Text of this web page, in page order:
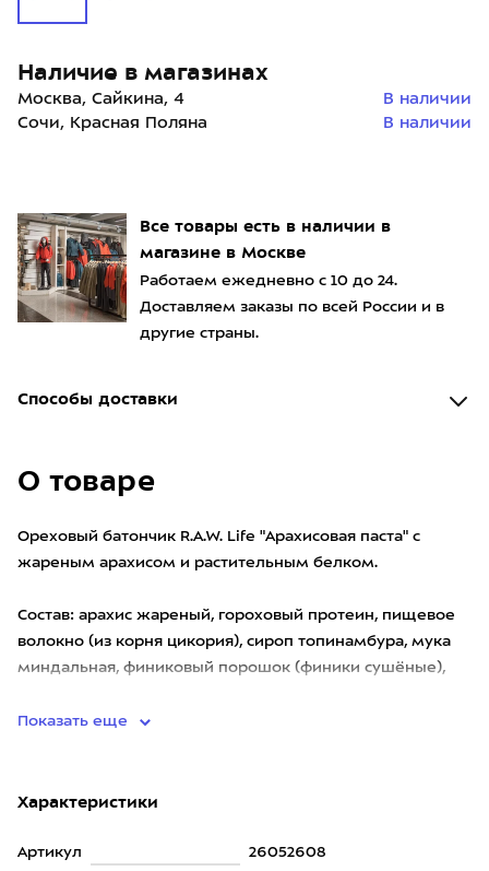
Все товары есть в наличии в
магазине в Москве
Работаем ежедневно с 10 до 24.
Доставляем заказы по всей России и в
другие страны.
Способы доставки
О товаре
Ореховый батончик R.A.W. Life "Арахисовая паста" с
жареным арахисом и растительным белком.
Состав: арахис жареный, гороховый протеин, пищевое
волокно (из корня цикория), сироп топинамбура, мука
миндальная, финиковый порошок (финики сушёные),
Показать еще
Характеристики
Артикул 26052608
Наличие в магазинах
Москва, Сайкина, 4
В наличии
Сочи, Красная Поляна
В наличии